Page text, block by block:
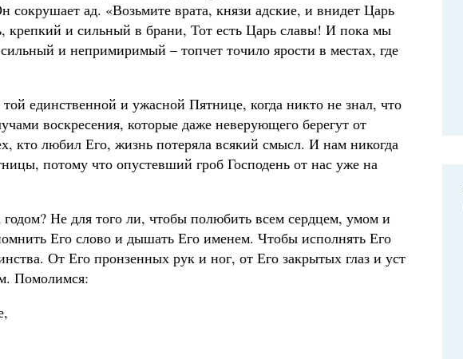
сокрушает ад. «Возьмите врата, князи адские, и внидет Царь
крепкий и сильный в брани, Тот есть Царь славы! И пока мы
и непримиримый – топчет точило ярости в местах, где
единственной и ужасной Пятнице, когда никто не знал, что
воскресения, которые даже неверующего берегут от
кто любил Его, жизнь потеряла всякий смысл. И нам никогда
потому что опустевший гроб Господень от нас уже на
Не для того ли, чтобы полюбить всем сердцем, умом и
Его слово и дышать Его именем. Чтобы исполнять Его
От Его пронзенных рук и ног, от Его закрытых глаз и уст
Помолимся: